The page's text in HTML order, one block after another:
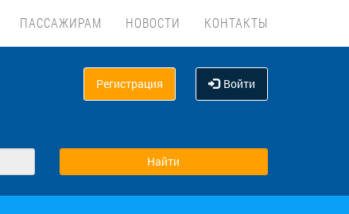
ПАССАЖИРАМ НОВОСТИ КОНТАКТЫ
Регистрация Войти